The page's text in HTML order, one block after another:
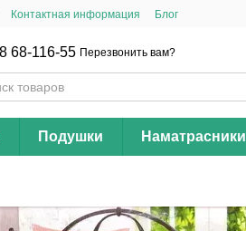
Контактная информация Блог
68-116-55 Перезвонить вам?
Подушки Наматрасники